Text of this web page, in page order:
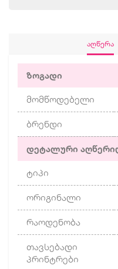
Აღწერა
ზოგადი
მომწოდებელი
ბრენდი
დეტალური
ტიპი
ორიგინალი
რაოდენობა
თავსებადი
პრინტრები